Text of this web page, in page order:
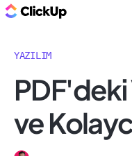
YAZILIM
PDF'deki
ve